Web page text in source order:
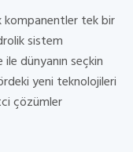
kompanentler tek bir
sistem
dünyanın seçkin
yeni teknolojileri
çözümler